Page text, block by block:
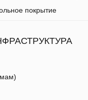
покрытие